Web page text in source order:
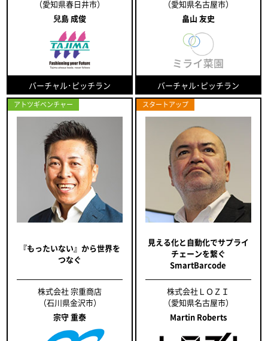
（愛知県春日井市）
兒島 成俊
バーチャル･ピッチラン
（愛知県名古屋市）
畠山 友史
バーチャル･ピッチラン
アトツギベンチャー
『もったいない』から世界を
つなぐ
株式会社 宗重商店
（石川県金沢市）
宗守 重泰
スタートアップ
見える化と自動化でサプライ
チェーンを繋ぐ
SmartBarcode
株式会社ＬＯＺＩ
（愛知県名古屋市）
Martin Roberts